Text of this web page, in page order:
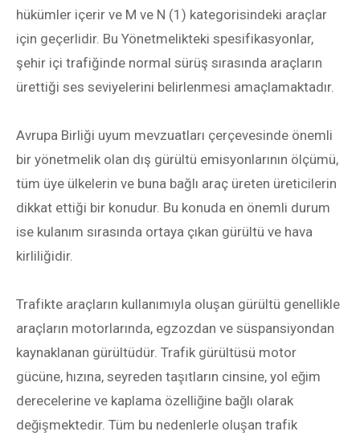
hükümler içerir ve M ve N (1) kategorisindeki araçlar
için geçerlidir. Bu Yönetmelikteki spesifikasyonlar,
şehir içi trafiğinde normal sürüş sırasında araçların
ürettiği ses seviyelerini belirlenmesi amaçlamaktadır.
Avrupa Birliği uyum mevzuatları çerçevesinde önemli
bir yönetmelik olan dış gürültü emisyonlarının ölçümü,
tüm üye ülkelerin ve buna bağlı araç üreten üreticilerin
dikkat ettiği bir konudur. Bu konuda en önemli durum
ise kulanım sırasında ortaya çıkan gürültü ve hava
kirliliğidir.
Trafikte araçların kullanımıyla oluşan gürültü genellikle
araçların motorlarında, egzozdan ve süspansiyondan
kaynaklanan gürültüdür. Trafik gürültüsü motor
gücüne, hızına, seyreden taşıtların cinsine, yol eğim
derecelerine ve kaplama özelliğine bağlı olarak
değişmektedir. Tüm bu nedenlerle oluşan trafik